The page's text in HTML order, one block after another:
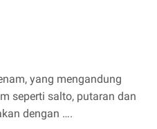
yang mengandung
seperti salto, putaran dan
dengan ….